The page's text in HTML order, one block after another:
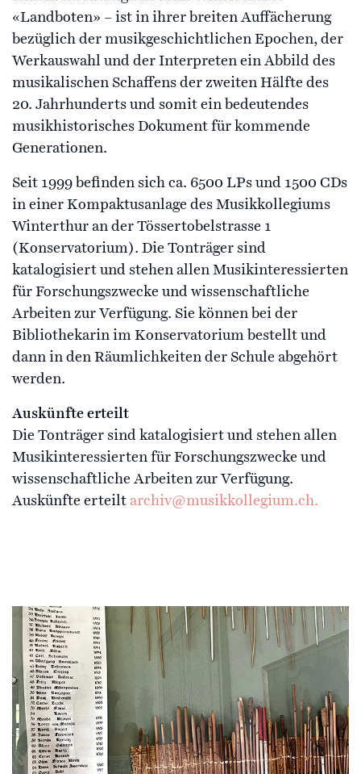
«Landboten» – ist in ihrer breiten Auffächerung
bezüglich der musikgeschichtlichen Epochen, der
Werkauswahl und der Interpreten ein Abbild des
musikalischen Schaffens der zweiten Hälfte des
20. Jahrhunderts und somit ein bedeutendes
musikhistorisches Dokument für kommende
Generationen.
Seit 1999 befinden sich ca. 6500 LPs und 1500 CDs
in einer Kompaktusanlage des Musikkollegiums
Winterthur an der Tössertobelstrasse 1
(Konservatorium). Die Tonträger sind
katalogisiert und stehen allen Musikinteressierten
für Forschungszwecke und wissenschaftliche
Arbeiten zur Verfügung. Sie können bei der
Bibliothekarin im Konservatorium bestellt und
dann in den Räumlichkeiten der Schule abgehört
werden.
Auskünfte erteilt
Die Tonträger sind katalogisiert und stehen allen
Musikinteressierten für Forschungszwecke und
wissenschaftliche Arbeiten zur Verfügung.
Auskünfte erteilt archiv@musikkollegium.ch.